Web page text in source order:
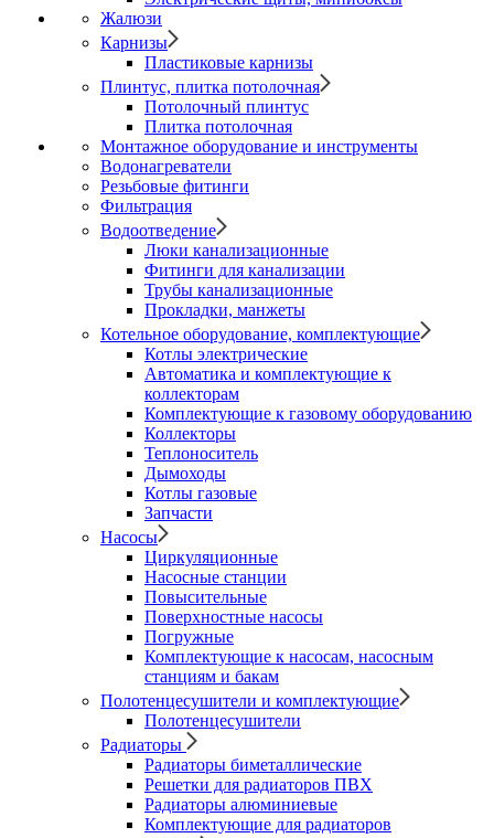
Жалюзи
Карнизы
Пластиковые карнизы
Плинтус, плитка потолочная
Потолочный плинтус
Плитка потолочная
Монтажное оборудование и инструменты
Водонагреватели
Резьбовые фитинги
Фильтрация
Водоотведение
Люки канализационные
Фитинги для канализации
Трубы канализационные
Прокладки, манжеты
Котельное оборудование, комплектующие
Котлы электрические
Автоматика и комплектующие к
коллекторам
Комплектующие к газовому оборудованию
Коллекторы
Теплоноситель
Дымоходы
Котлы газовые
Запчасти
Насосы
Циркуляционные
Насосные станции
Повысительные
Поверхностные насосы
Погружные
Комплектующие к насосам, насосным
станциям и бакам
Полотенцесушители и комплектующие
Полотенцесушители
Радиаторы
Радиаторы биметаллические
Решетки для радиаторов ПВХ
Радиаторы алюминиевые
Комплектующие для радиаторов